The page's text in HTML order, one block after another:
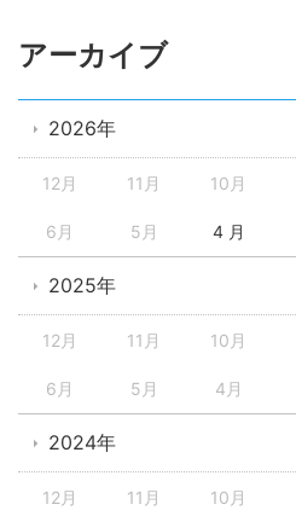
アーカイブ
2026年
12月 11月 10月
6月 5月 4 月
2025年
12月 11月 10月
6月 5月 4月
2024年
12月 11月 10月